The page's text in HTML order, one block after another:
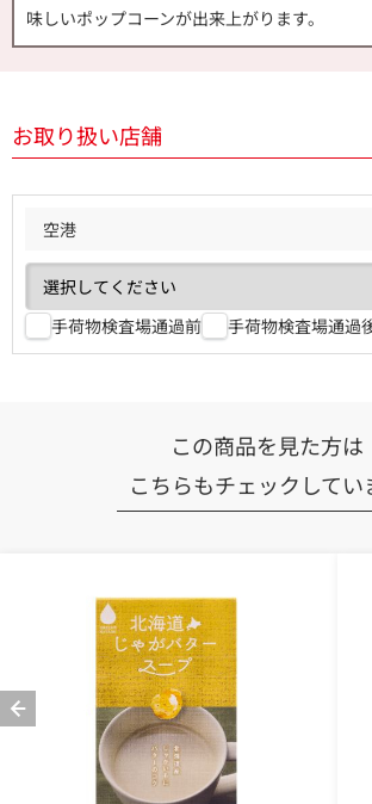
味しいポップコーンが出来上がります。
お取り扱い店舗
空港
手荷物検査場通過前 手荷物検査場通過
この商品を見た方は
こちらもチェックしてい